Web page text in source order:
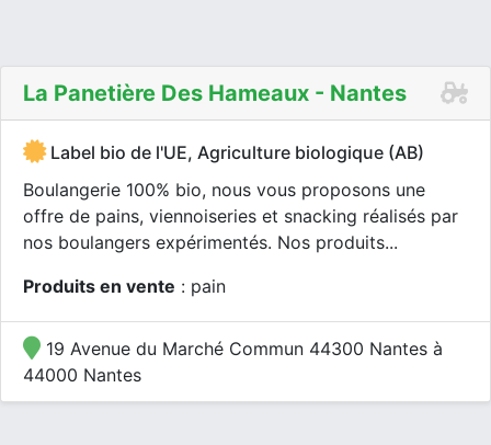
La Panetière Des Hameaux - Nantes
Label bio de l'UE, Agriculture biologique (AB)
Boulangerie 100% bio, nous vous proposons une
offre de pains, viennoiseries et snacking réalisés par
nos boulangers expérimentés. Nos produits...
Produits en vente : pain
19 Avenue du Marché Commun 44300 Nantes à
44000 Nantes